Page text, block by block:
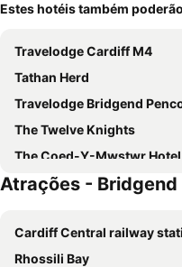
Estes hotéis também
Travelodge Cardiff M4
Tathan Herd
Travelodge Bridgend
The Twelve Knights
The Coed-Y-Mwstwr Hotel
Premier Inn Llantrisant
Atrações - Bridgend
Cardiff Central railway station
Rhossili Bay